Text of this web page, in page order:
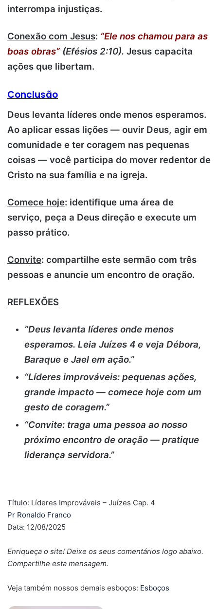
interrompa injustiças.
Conexão com Jesus: “Ele nos chamou para as
boas obras” (Efésios 2:10). Jesus capacita
ações que libertam.
Conclusão
Deus levanta líderes onde menos esperamos.
Ao aplicar essas lições — ouvir Deus, agir em
comunidade e ter coragem nas pequenas
coisas — você participa do mover redentor de
Cristo na sua família e na igreja.
Comece hoje: identifique uma área de
serviço, peça a Deus direção e execute um
passo prático.
Convite: compartilhe este sermão com três
pessoas e anuncie um encontro de oração.
REFLEXÕES
“Deus levanta líderes onde menos
esperamos. Leia Juízes 4 e veja Débora,
Baraque e Jael em ação.”
“Líderes improváveis: pequenas ações,
grande impacto — comece hoje com um
gesto de coragem.”
“Convite: traga uma pessoa ao nosso
próximo encontro de oração — pratique
liderança servidora.”
Título: Líderes Improváveis – Juízes Cap. 4
Pr Ronaldo Franco
Data: 12/08/2025
Enriqueça o site! Deixe os seus comentários logo abaixo.
Compartilhe esta mensagem.
Veja também nossos demais esboços: Esboços